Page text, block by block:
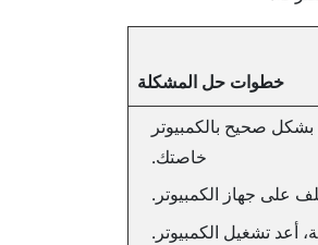
خطوات حل المشكلة
صحيح بالكمبيوتر
خاصتك.
أعد تشغيل الكمبيوتر.